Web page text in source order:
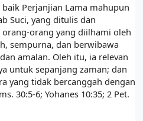
Perjanjian Lama mahupun
Suci, yang ditulis dan
orang yang diilhami oleh
sempurna, dan berwibawa
amalan. Oleh itu, ia relevan
untuk sepanjang zaman; dan
yang tidak bercanggah dengan
30:5-6; Yohanes 10:35; 2 Pet.